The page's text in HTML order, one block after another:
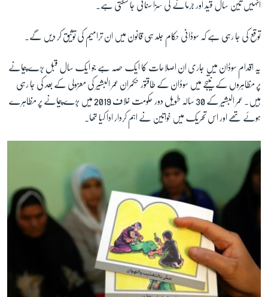
انہیں تین سال قید اور جرمانے کی سزا سنائی جا سکتی ہے۔
توقع کی جا رہی ہے کہ سوڈانی حکام جلد ہی قانون میں ان ترامیم کی توثیق کر دیں گے۔
یہ اقدام سوڈان میں جاری ان اصلاحات کا ایک حصہ ہے جو ایک سال قبل بڑے پیمانے
پر مظاہروں کے نتیجے میں سوڈان کے طاقتور حکمران عمر البشیر کی معزولی کے بعد کی جا رہی
ہیں۔ عمر البشیر کے 30 سالہ طویل دور حکومت خلاف 2019 میں بڑے پیمانے پر مظاہرے
ہوئے تھے اور اس تحریک میں خواتین نے اہم کردار ادا کیا تھا۔